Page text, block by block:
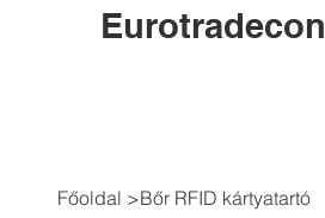
Eurotradecon
Főoldal >Bőr RFID kártyatartó